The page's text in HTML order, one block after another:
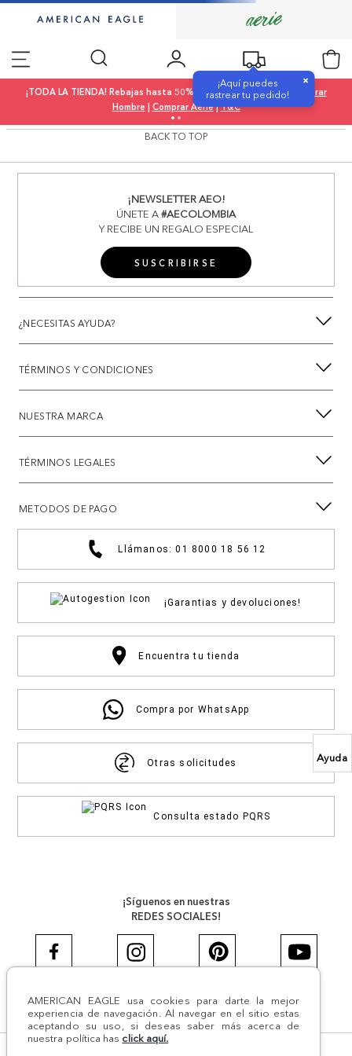
Ayuda
AMERICAN EAGLE usa cookies para darte la mejor
experiencia de navegación. Al navegar en el sitio estas
aceptando su uso, si deseas saber más acerca de
nuestra política has click aquí.
¡Aquí puedes
rastrear tu pedido!
×
¡TODA LA TIENDA! Rebajas hasta 50% OFF |Comprar Mujer|
Comprar
Hombre | Comprar Aerie|T&C
BACK TO TOP
¡NEWSLETTER AEO!
ÚNETE A#AECOLOMBIA
Y RECIBE UN REGALO ESPECIAL
SUSCRIBIRSE
¿NECESITAS AYUDA?
TÉRMINOS Y CONDICIONES
NUESTRA MARCA
TÉRMINOS LEGALES
METODOS DE PAGO
Llámanos: 01 8000 18 56 12
¡Garantias y devoluciones!
Encuentra tu tienda
Compra por WhatsApp
Otras solicitudes
Consulta estado PQRS
¡Síguenos en nuestras
REDES SOCIALES!
#AEJEANS #AerieREALCOL